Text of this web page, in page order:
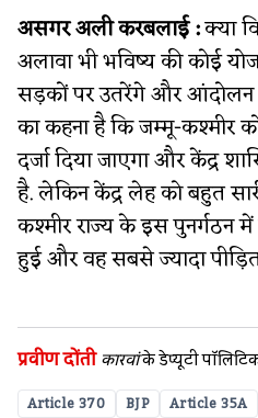
असगर अली करबलाई :क्या
अलावा भी भविष्य की कोई
सड़कों पर उतरेंगे और आंदोलन
का कहना है कि जम्मू-कश्मीर
दर्जा दिया जाएगा और केंद्र
है. लेकिन केंद्र लेह को बहुत
कश्मीर राज्य के इस पुनर्गठन में
हुई और वह सबसे ज्यादा
प्रवीण दोंतीकारवांके डेप्यूटी
Article 370 BJP Article 35A